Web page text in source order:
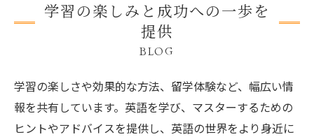
学習の楽しみと成功への一歩を
提供
BLOG
学習の楽しさや効果的な方法、留学体験など、幅広い情
報を共有しています。英語を学び、マスターするための
ヒントやアドバイスを提供し、英語の世界をより身近に